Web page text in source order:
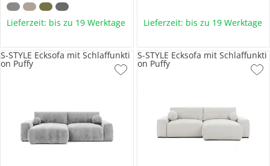
Lieferzeit: bis zu 19 Werktage Lieferzeit: bis zu 19 Werktage
S-STYLE Ecksofa mit Schlaffunkti
on Puffy
S-STYLE Ecksofa mit Schlaffunkti
on Puffy